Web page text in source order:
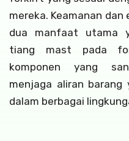
mereka. Keamanan
dua manfaat utama
tiang mast pada
komponen yang
menjaga aliran barang
dalam berbagai